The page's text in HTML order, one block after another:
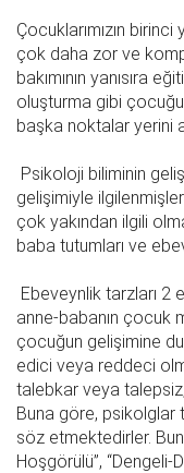
Çocuklarımızın
çok daha zor ve
bakımının yanısıra
oluşturma gibi
başka noktalar yerini
Psikoloji biliminin
gelişimiyle
çok yakından ilgili
baba tutumları ve
Ebeveynlik tarzları 2
anne-babanın çocuk
çocuğun gelişimine
edici veya reddeci
talebkar veya talepsiz,
Buna göre, psikolglar
söz etmektedirler.
Hoşgörülü”,